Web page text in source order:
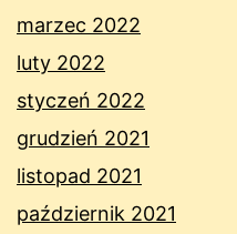
marzec 2022
luty 2022
styczeń 2022
grudzień 2021
listopad 2021
październik 2021